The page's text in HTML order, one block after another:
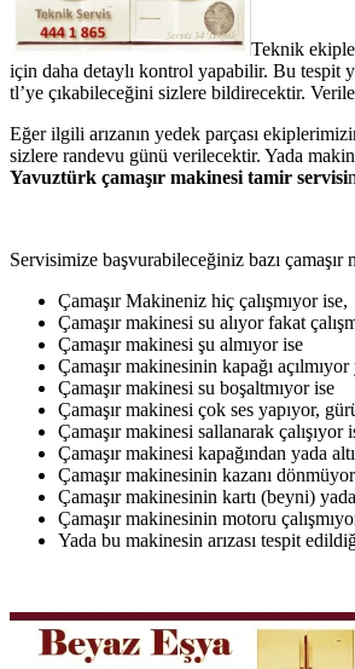
Teknik
için daha detaylı kontrol yapabilir. Bu tespit
tl’ye çıkabileceğini sizlere bildirecektir.
Eğer ilgili arızanın yedek parçası
sizlere randevu günü verilecektir. Yada
Yavuztürk çamaşır makinesi tamir servisi
Servisimize başvurabileceğiniz bazı çamaşır
Çamaşır Makineniz hiç çalışmıyor ise,
Çamaşır makinesi su alıyor fakat
Çamaşır makinesi şu almıyor ise
Çamaşır makinesinin kapağı
Çamaşır makinesi su boşaltmıyor ise
Çamaşır makinesi çok ses yapıyor,
Çamaşır makinesi sallanarak çalışıyor
Çamaşır makinesi kapağından yada
Çamaşır makinesinin kazanı
Çamaşır makinesinin kartı (beyni)
Çamaşır makinesinin motoru
Yada bu makinesin arızası tespit